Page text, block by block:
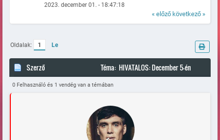
2023. december 01. - 18:47:18
« előző következő »
Oldalak: 1 Le
Szerző
Téma: HIVATALOS: December 5-én
15:00-kor jön az új GTA első tailere! (Megtekintve 76901 alkalommal)
0 Felhasználó és 1 vendég van a témában